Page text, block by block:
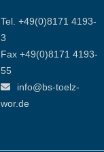
Tel. +49(0)8171 4193-
3
Fax +49(0)8171 4193-
55
info@bs-toelz-
wor.de